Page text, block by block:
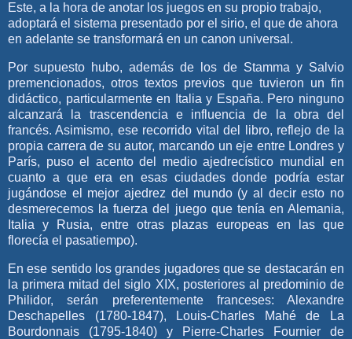
Este, a la hora de anotar los juegos en su propio trabajo,
adoptará el sistema presentado por el sirio, el que de ahora
en adelante se transformará en un canon universal.
Por supuesto hubo, además de los de Stamma y Salvio
premencionados, otros textos previos que tuvieron un fin
didáctico, particularmente en Italia y España. Pero ninguno
alcanzará la trascendencia e influencia de la obra del
francés. Asimismo, ese recorrido vital del libro, reflejo de la
propia carrera de su autor, marcando un eje entre Londres y
París, puso el acento del medio ajedrecístico mundial en
cuanto a que era en esas ciudades donde podría estar
jugándose el mejor ajedrez del mundo (y al decir esto no
desmerecemos la fuerza del juego que tenía en Alemania,
Italia y Rusia, entre otras plazas europeas en las que
florecía el pasatiempo).
En ese sentido los grandes jugadores que se destacarán en
la primera mitad del siglo XIX, posteriores al predominio de
Philidor, serán preferentemente franceses: Alexandre
Deschapelles (1780-1847), Louis-Charles Mahé de La
Bourdonnais (1795-1840) y Pierre-Charles Fournier de